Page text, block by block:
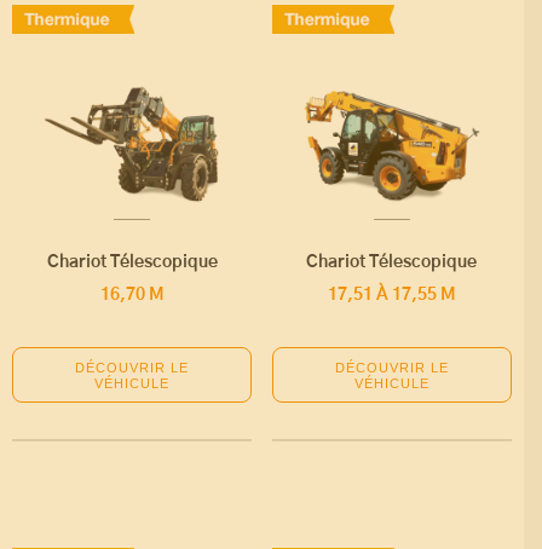
Chariot Télescopique
16,70 M
Chariot Télescopique
17,51 À 17,55 M